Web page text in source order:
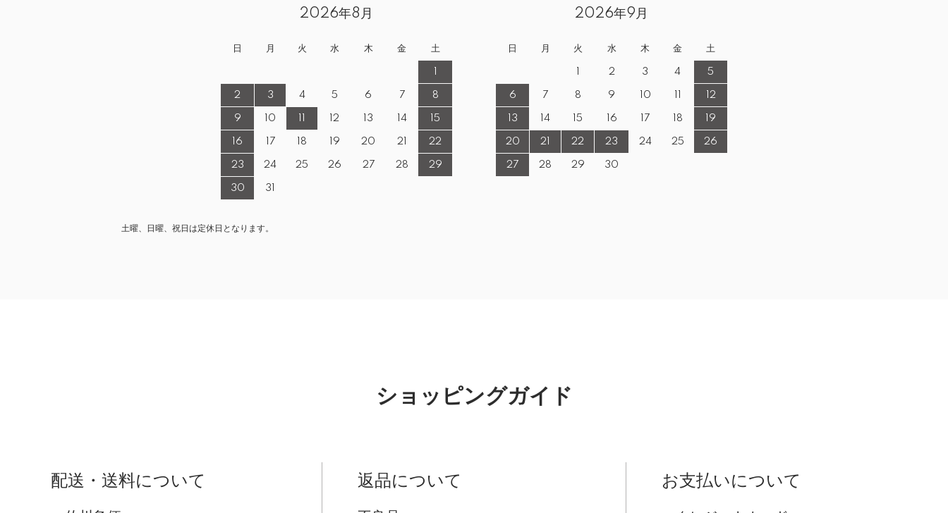
2026年8月
日 月 火 水 木 金 土
2 3 4 5 6 7 8
9 10 12 13 14 15
16 17 18 19 20 21 22
23 24 25 26 27 28 29
30 31
2026年9月
日 月 火 水 木 金 土
2 3 4 5
6 7 8 9 10 12
13 14 15 16 17 18 19
20 21 22 23 24 25 26
27 28 29 30
土曜、日曜、祝日は定休日となります。
ショッピングガイド
配送・送料について 返品について お支払いについて